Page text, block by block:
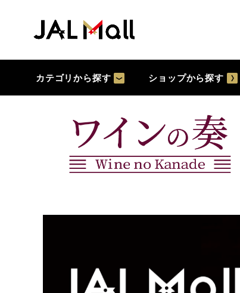
カテゴリから探す ショップから探す